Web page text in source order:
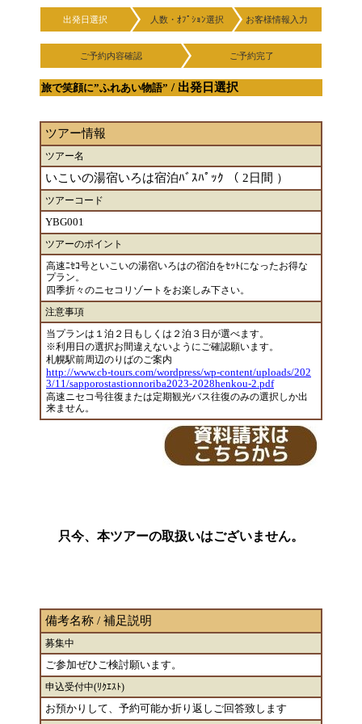
出発日選択 人数・ｵﾌﾟｼｮﾝ選択 お客様情報入力
ご予約内容確認 ご予約完了
旅で笑顔に”ふれあい物語” / 出発日選択
ツアー情報
ツアー名
いこいの湯宿いろは宿泊ﾊﾞｽﾊﾟｯｸ （ 2日間 ）
ツアーコード
YBG001
ツアーのポイント
高速ﾆｾｺ号といこいの湯宿いろはの宿泊をｾｯﾄになったお得な
プラン。
四季折々のニセコリゾートをお楽しみ下さい。
注意事項
当プランは１泊２日もしくは２泊３日が選べます。
※利用日の選択お間違えないようにご確認願います。
札幌駅前周辺のりばのご案内
http://www.cb-tours.com/wordpress/wp-content/uploads/202
3/11/sapporostastionnoriba2023-2028henkou-2.pdf
高速ニセコ号往復または定期観光バス往復のみの選択しか出
来ません。
只今、本ツアーの取扱いはございません。
備考名称 / 補足説明
募集中
ご参加ぜひご検討願います。
申込受付中(ﾘｸｴｽﾄ)
お預かりして、予約可能か折り返しご回答致します